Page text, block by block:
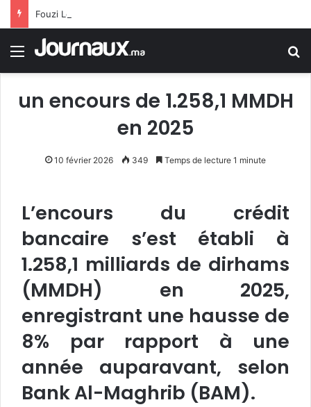
Menu
un encours de 1.258,1 MMDH
en 2025
10 février 2026 349 Temps de lecture 1 minute
L’encours du crédit
bancaire s’est établi à
1.258,1 milliards de dirhams
(MMDH) en 2025,
enregistrant une hausse de
8% par rapport à une
année auparavant, selon
Bank Al-Maghrib (BAM).